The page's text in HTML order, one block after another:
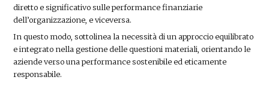
diretto e significativo sulle performance finanziarie
dell’organizzazione, e viceversa.
In questo modo, sottolinea la necessità di un approccio equilibrato
e integrato nella gestione delle questioni materiali, orientando le
aziende verso una performance sostenibile ed eticamente
responsabile.